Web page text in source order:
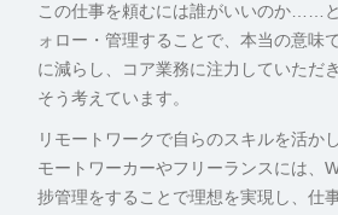
この仕事を頼むには誰がいいのか……
ォロー・管理することで、本当の意味
に減らし、コア業務に注力していただき
そう考えています。
リモートワークで自らのスキルを活か
モートワーカーやフリーランスには、
捗管理をすることで理想を実現し、仕